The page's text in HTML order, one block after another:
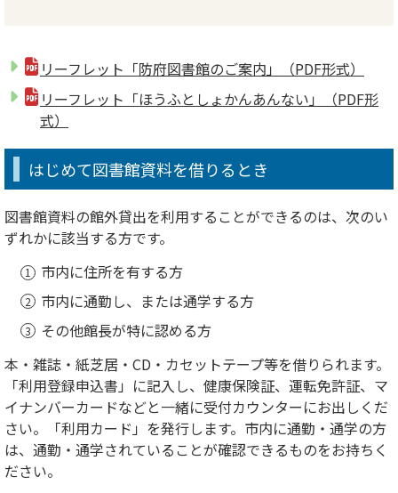
リーフレット「防府図書館のご案内」（PDF形式）
リーフレット「ほうふとしょかんあんない」（PDF形
式）
はじめて図書館資料を借りるとき
図書館資料の館外貸出を利用することができるのは、次のい
ずれかに該当する方です。
市内に住所を有する方
市内に通勤し、または通学する方
その他館長が特に認める方
本・雑誌・紙芝居・CD・カセットテープ等を借りられます。
「利用登録申込書」に記入し、健康保険証、運転免許証、マ
イナンバーカードなどと一緒に受付カウンターにお出しくだ
さい。「利用カード」を発行します。市内に通勤・通学の方
は、通勤・通学されていることが確認できるものをお持ちく
ださい。